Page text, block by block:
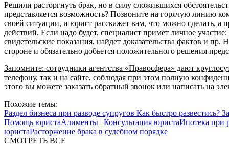
Решили расторгнуть брак, но в силу сложившихся
представляется возможность? Позвоните на горячую линию
своей ситуации, и юрист расскажет вам, что можно сделать, а
действий. Если надо будет, специалист примет личное
свидетельские показания, найдет доказательства фактов и пр.
стороне и обязательно добьется положительного решения
Запомните: сотрудники агентства «Правосфера» дают
телефону, так и на сайте, соблюдая при этом полную
этого вы можете заказать обратный звонок или написать на
Похожие темы:
Раздел бизнеса при разводе супругов Как быстро развестись?
Помощь юристаАлименты | Консультация юристаИпотека при
юристаРасторжение брака в судебном порядке
СМОТРЕТЬ ВСЕ